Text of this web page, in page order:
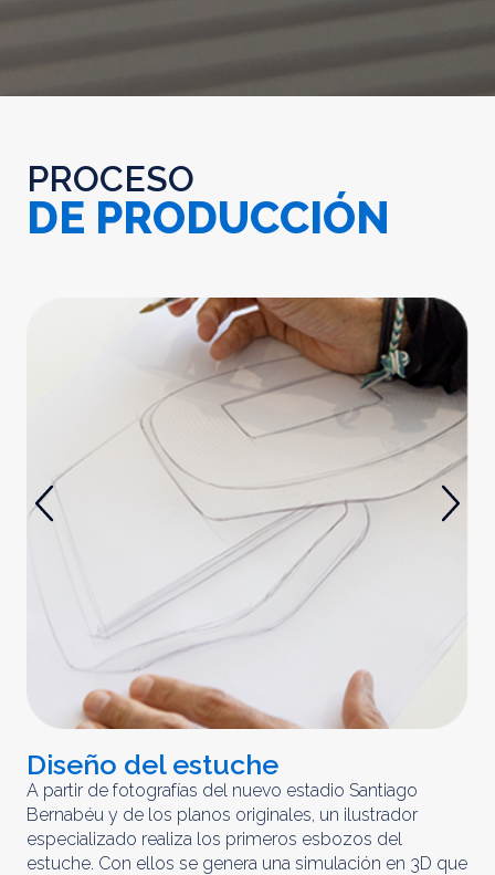
PROCESO
DE PRODUCCIÓN
Diseño del estuche
A partir de fotografías del nuevo estadio Santiago
Bernabéu y de los planos originales, un ilustrador
especializado realiza los primeros esbozos del
estuche. Con ellos se genera una simulación en 3D que